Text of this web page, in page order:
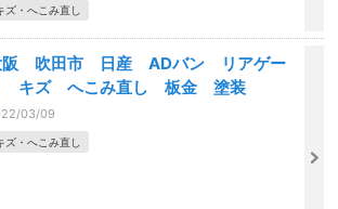
ズ・へこみ直し
阪 吹田市 日産 ADバン リアゲー
キズ へこみ直し 板金 塗装
03/09
ズ・へこみ直し